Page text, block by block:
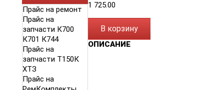
Прайс на ремонт
Прайс на
запчасти К700
К701 К744
Прайс на
запчасти Т150К
ХТЗ
Прайс на
1 725.00
В корзину
ОПИСАНИЕ